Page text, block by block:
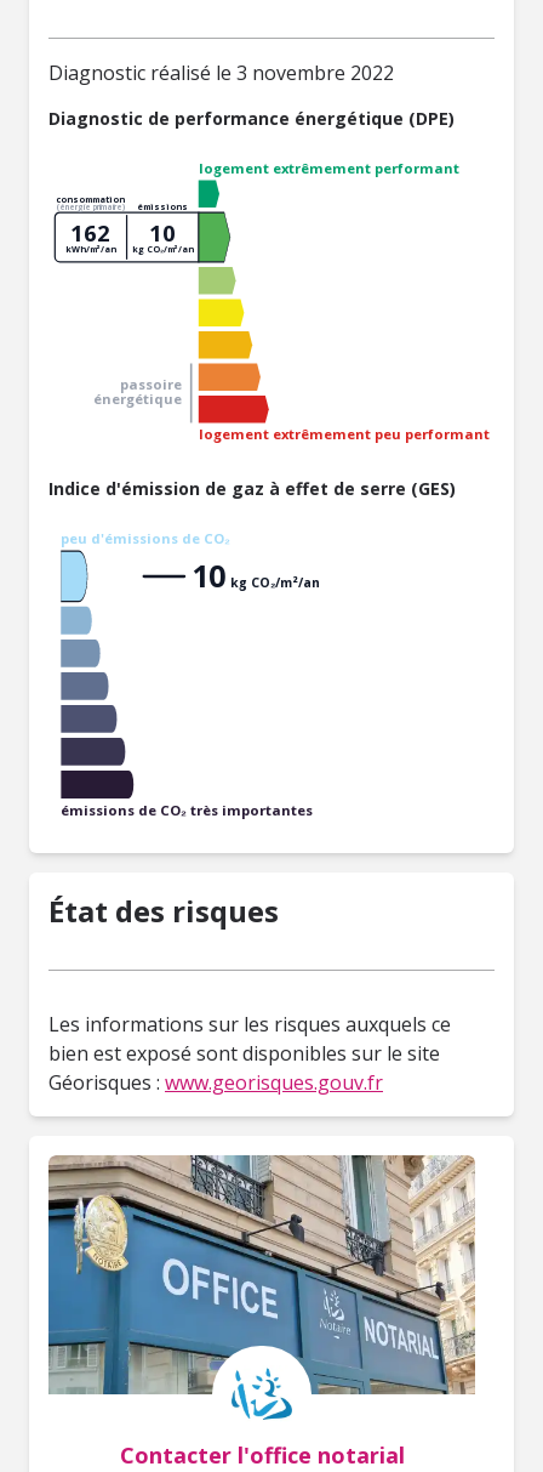
Diagnostic réalisé le 3 novembre 2022
Diagnostic de performance énergétique (DPE)
logement extrêmement performant
logement extrêmement peu performant
passoire
énergétique
consommation
(énergie primaire) émissions
162
kWh/m²/an
10
kg CO₂/m²/an
Indice d'émission de gaz à effet de serre (GES)
peu d'émissions de CO₂
émissions de CO₂ très importantes
10 kg CO₂/m²/an
État des risques
Les informations sur les risques auxquels ce
bien est exposé sont disponibles sur le site
Géorisques : www.georisques.gouv.fr
Contacter l'office notarial